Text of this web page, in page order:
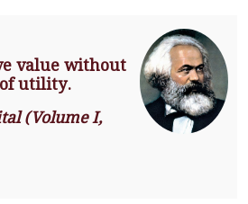
value without
utility.
(Volume I,